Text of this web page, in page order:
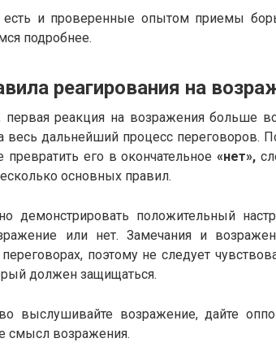
и проверенные опытом приемы
подробнее.
на
реакция на возражения больше
весь дальнейший процесс переговоров.
превратить его в окончательное«нет»,
основных правил.
положительный
или нет. Замечания и
поэтому не следует
должен защищаться.
возражение, дайте
смысл возражения.